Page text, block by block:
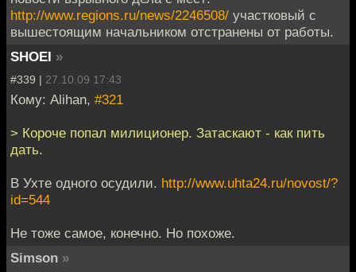
http://www.regions.ru/news/2246508/ участковый с
вышестоящим начальником отстранены от работы.
SHOEI »
#339 | 27.10.09 17:43
Кому: Alihan, #321
> Короче попал милиционер. Затаскают - как пить
дать.
В Ухте одного осудили. http://www.uhta24.ru/novost/?
id=544
Не тоже самое, конечно. Но похоже.
Simson »